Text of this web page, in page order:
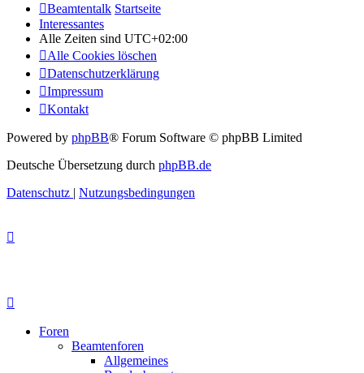
Beamtentalk Startseite
Interessantes
Alle Zeiten sind UTC+02:00
Alle Cookies löschen
Datenschutzerklärung
Impressum
Kontakt
Powered by phpBB® Forum Software © phpBB Limited
Deutsche Übersetzung durch phpBB.de
Datenschutz | Nutzungsbedingungen
Foren
Beamtenforen
Allgemeines